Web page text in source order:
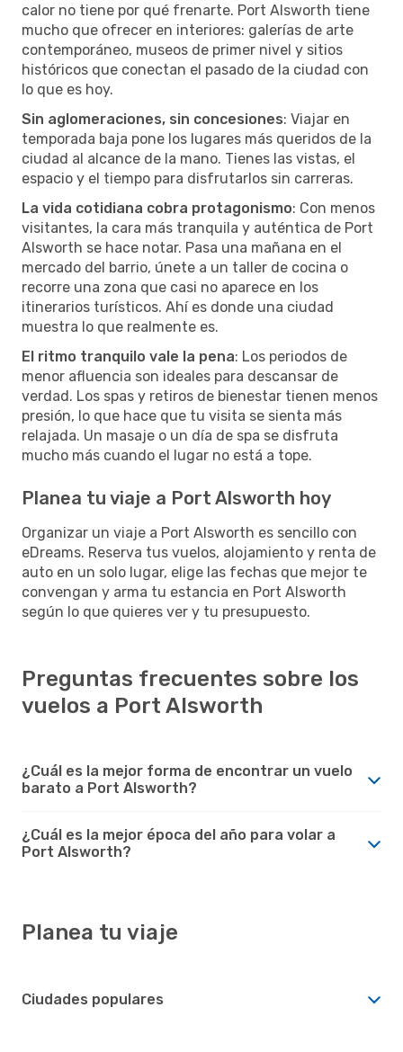
calor no tiene por qué frenarte. Port Alsworth tiene
mucho que ofrecer en interiores: galerías de arte
contemporáneo, museos de primer nivel y sitios
históricos que conectan el pasado de la ciudad con
lo que es hoy.
Sin aglomeraciones, sin concesiones: Viajar en
temporada baja pone los lugares más queridos de la
ciudad al alcance de la mano. Tienes las vistas, el
espacio y el tiempo para disfrutarlos sin carreras.
La vida cotidiana cobra protagonismo: Con menos
visitantes, la cara más tranquila y auténtica de Port
Alsworth se hace notar. Pasa una mañana en el
mercado del barrio, únete a un taller de cocina o
recorre una zona que casi no aparece en los
itinerarios turísticos. Ahí es donde una ciudad
muestra lo que realmente es.
El ritmo tranquilo vale la pena: Los periodos de
menor afluencia son ideales para descansar de
verdad. Los spas y retiros de bienestar tienen menos
presión, lo que hace que tu visita se sienta más
relajada. Un masaje o un día de spa se disfruta
mucho más cuando el lugar no está a tope.
Planea tu viaje a Port Alsworth hoy
Organizar un viaje a Port Alsworth es sencillo con
eDreams. Reserva tus vuelos, alojamiento y renta de
auto en un solo lugar, elige las fechas que mejor te
convengan y arma tu estancia en Port Alsworth
según lo que quieres ver y tu presupuesto.
Preguntas frecuentes sobre los
vuelos a Port Alsworth
¿Cuál es la mejor forma de encontrar un vuelo
barato a Port Alsworth?
¿Cuál es la mejor época del año para volar a
Port Alsworth?
Planea tu viaje
Ciudades populares